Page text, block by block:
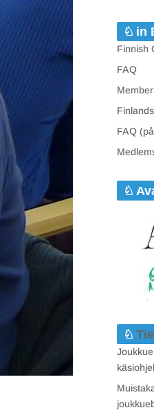
in
Finnish
FAQ
FAQ